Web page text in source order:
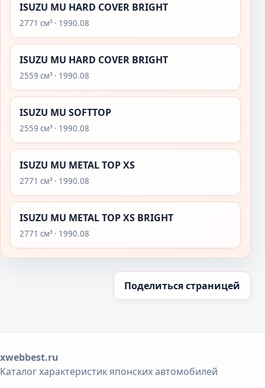
ISUZU MU HARD COVER BRIGHT
2771 см³ · 1990.08
ISUZU MU HARD COVER BRIGHT
2559 см³ · 1990.08
ISUZU MU SOFTTOP
2559 см³ · 1990.08
ISUZU MU METAL TOP XS
2771 см³ · 1990.08
ISUZU MU METAL TOP XS BRIGHT
2771 см³ · 1990.08
Поделиться страницей
xwebbest.ru
Каталог характеристик японских автомобилей